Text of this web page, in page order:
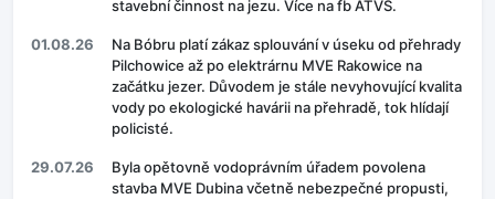
stavební činnost na jezu. Více na fb ATVS.
01.08.26
Na Bóbru platí zákaz splouvání v úseku od přehrady
Pilchowice až po elektrárnu MVE Rakowice na
začátku jezer. Důvodem je stále nevyhovující kvalita
vody po ekologické havárii na přehradě, tok hlídají
policisté.
29.07.26
Byla opětovně vodoprávním úřadem povolena
stavba MVE Dubina včetně nebezpečné propusti,